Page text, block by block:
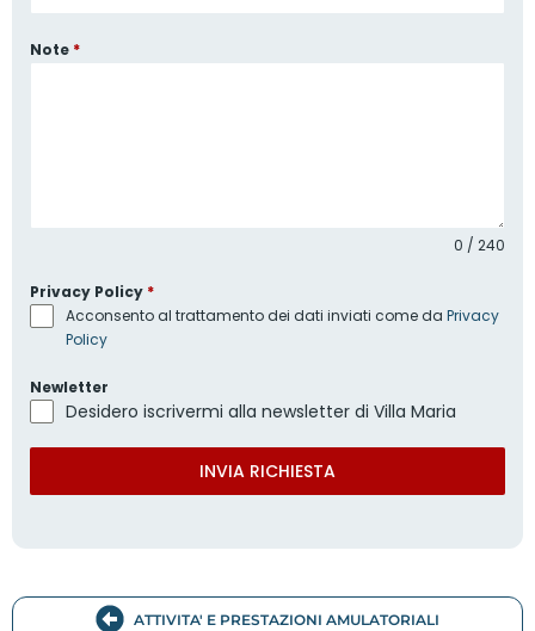
Note *
0 / 240
Privacy Policy *
Acconsento al trattamento dei dati inviati come da Privacy
Policy
Newletter
Desidero iscrivermi alla newsletter di Villa Maria
INVIA RICHIESTA
ATTIVITA' E PRESTAZIONI AMULATORIALI